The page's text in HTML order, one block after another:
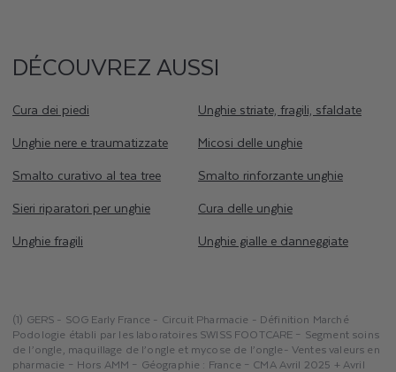
DÉCOUVREZ AUSSI
Cura dei piedi
Unghie striate, fragili, sfaldate
Unghie nere e traumatizzate
Micosi delle unghie
Smalto curativo al tea tree
Smalto rinforzante unghie
Sieri riparatori per unghie
Cura delle unghie
Unghie fragili
Unghie gialle e danneggiate
(1) GERS - SOG Early France - Circuit Pharmacie - Définition Marché
Podologie établi par les laboratoires SWISS FOOTCARE – Segment soins
de l’ongle, maquillage de l’ongle et mycose de l’ongle- Ventes valeurs en
pharmacie – Hors AMM – Géographie : France – CMA Avril 2025 + Avril